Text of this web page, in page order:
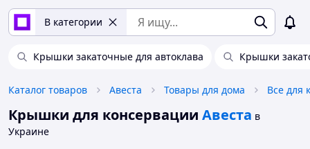
В категории
Крышки закаточные для автоклава Крышки
Каталог товаров Авеста Товары для дома Все для
Крышки для консервации Авеста в
Украине